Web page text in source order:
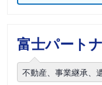
富士パート
不動産、事業継承、